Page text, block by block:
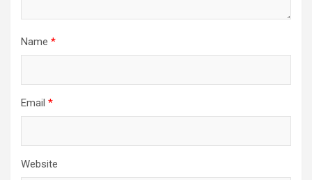
Name *
Email *
Website